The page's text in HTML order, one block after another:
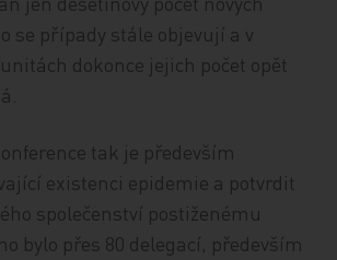
se případy stále objevují a v
dokonce jejich počet opět
tak je především
existenci epidemie a potvrdit
společenství postiženému
bylo přes 80 delegací, především